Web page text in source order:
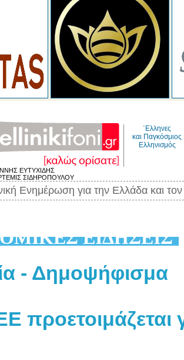
΄Ελληνες
και Παγκόσμιος
Ελληνισμός
ΕΥΤΥΧΙΔΗΣ
ΑΡΤΕΜΙΣ ΣΙΔΗΡΟΠΟΥΛΟΥ
Ενημέρωση για την Ελλάδα και
ΕΙΔΗΣΕΙΣ
- Δημοψήφισμα
προετοιμάζεται